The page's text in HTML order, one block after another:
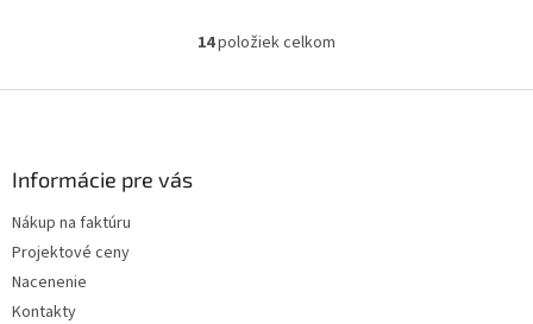
Ovládacie prvky výpisu
14položiek celkom
Informácie pre vás
Nákup na faktúru
Projektové ceny
Nacenenie
Kontakty